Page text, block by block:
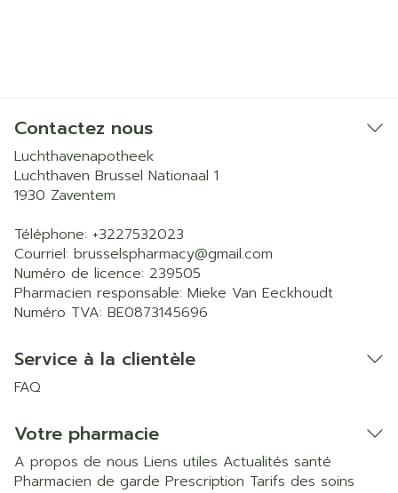
Contactez nous
Luchthavenapotheek
Luchthaven Brussel Nationaal 1
1930 Zaventem
Téléphone: +3227532023
Courriel: brusselspharmacy@gmail.com
Numéro de licence: 239505
Pharmacien responsable: Mieke Van Eeckhoudt
Numéro TVA: BE0873145696
Service à la clientèle
FAQ
Votre pharmacie
A propos de nous Liens utiles Actualités santé
Pharmacien de garde Prescription Tarifs des soins